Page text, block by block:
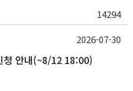
14294
청 안내(~8/12 18:00)
2026-07-30